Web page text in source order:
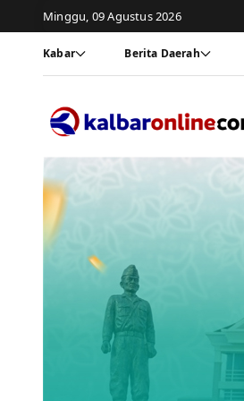
Minggu, 09 Agustus 2026
Kabar Berita Daerah